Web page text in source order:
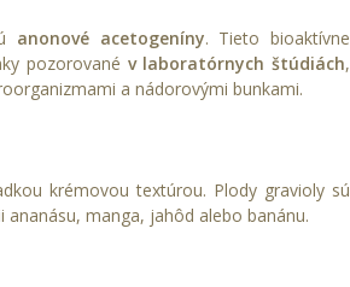
anonové acetogeníny. Tieto bioaktívne
pozorované v laboratórnych štúdiách,
a nádorovými bunkami.
krémovou textúrou. Plody gravioly sú
manga, jahôd alebo banánu.